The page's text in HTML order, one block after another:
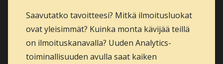
Saavutatko tavoitteesi? Mitkä ilmoitusluokat
ovat yleisimmät? Kuinka monta kävijää teillä
on ilmoituskanavalla? Uuden Analytics-
toiminallisuuden avulla saat kaiken